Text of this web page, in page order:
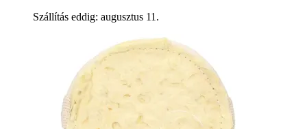
Szállítás eddig: augusztus 11.